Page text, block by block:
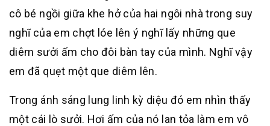
cô bé ngồi giữa khe hở của hai ngôi nhà trong suy
nghĩ của em chợt lóe lên ý nghĩ lấy những que
diêm sưởi ấm cho đôi bàn tay của mình. Nghĩ vậy
em đã quẹt một que diêm lên.
Trong ánh sáng lung linh kỳ diệu đó em nhìn thấy
một cái lò sưởi. Hơi ấm của nó lan tỏa làm em vô